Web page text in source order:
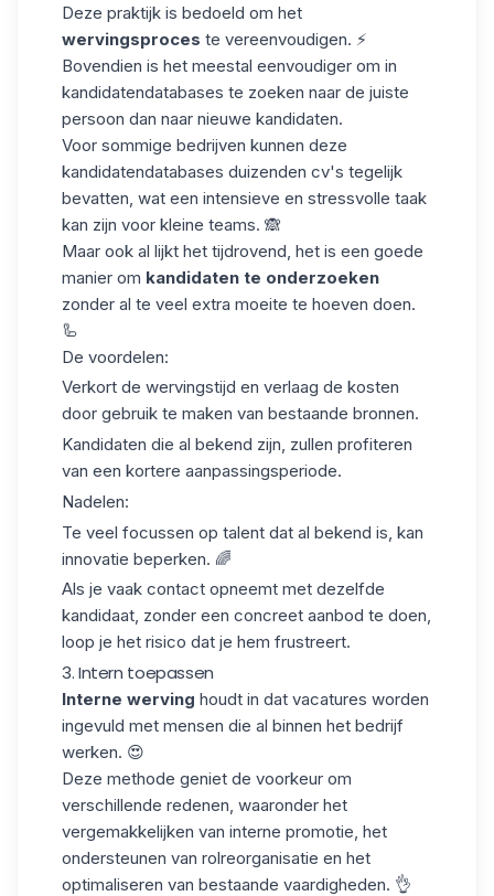
Deze praktijk is bedoeld om het
wervingsproces te vereenvoudigen. ⚡
Bovendien is het meestal eenvoudiger om in
kandidatendatabases te zoeken naar de juiste
persoon dan naar nieuwe kandidaten.
Voor sommige bedrijven kunnen deze
kandidatendatabases duizenden cv's tegelijk
bevatten, wat een intensieve en stressvolle taak
kan zijn voor kleine teams. 🙈
Maar ook al lijkt het tijdrovend, het is een goede
manier om kandidaten te onderzoeken
zonder al te veel extra moeite te hoeven doen.
🦾
De voordelen:
Verkort de wervingstijd en verlaag de kosten
door gebruik te maken van bestaande bronnen.
Kandidaten die al bekend zijn, zullen profiteren
van een kortere aanpassingsperiode.
Nadelen:
Te veel focussen op talent dat al bekend is, kan
innovatie beperken. 🌈
Als je vaak contact opneemt met dezelfde
kandidaat, zonder een concreet aanbod te doen,
loop je het risico dat je hem frustreert.
3. Intern toepassen
Interne werving houdt in dat vacatures worden
ingevuld met mensen die al binnen het bedrijf
werken. 😍
Deze methode geniet de voorkeur om
verschillende redenen, waaronder het
vergemakkelijken van interne promotie, het
ondersteunen van rolreorganisatie en het
optimaliseren van bestaande vaardigheden. 👌